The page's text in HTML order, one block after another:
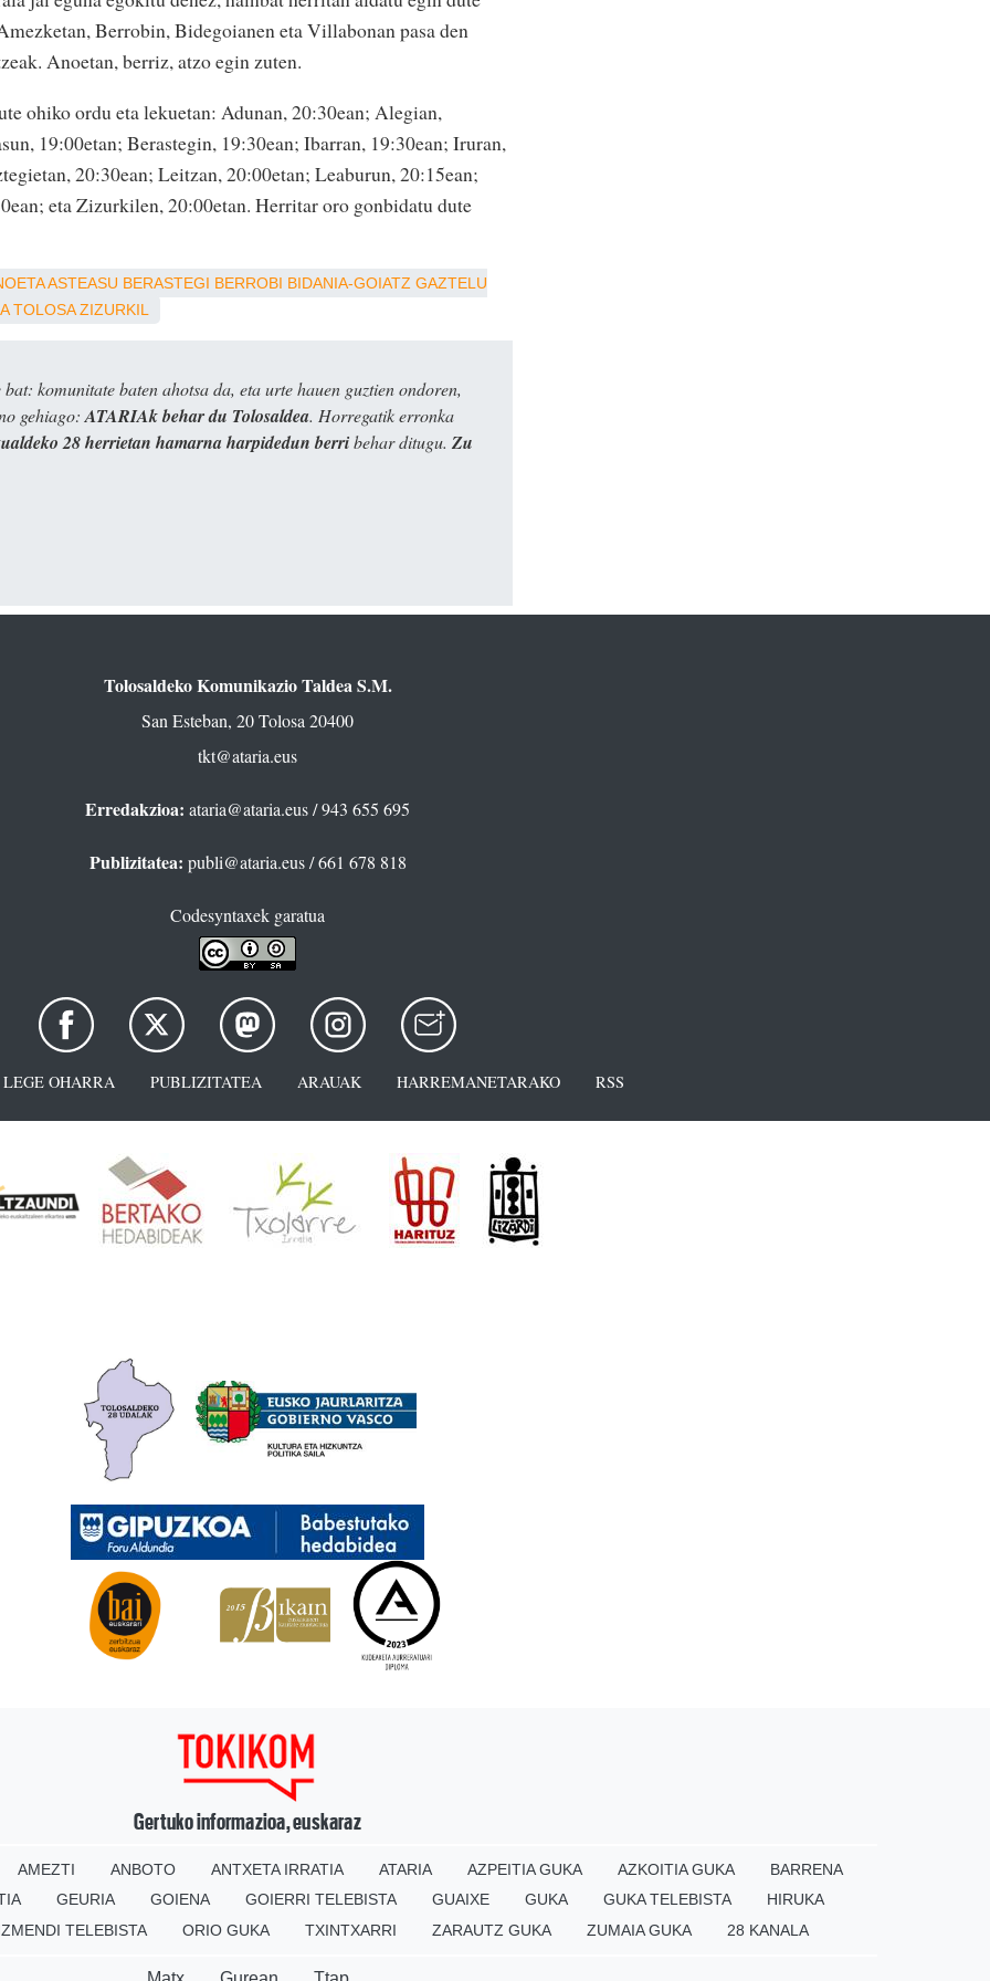
Berrobin, Bidegoianen eta Villabonan pasa den
Anoetan, berriz, atzo egin zuten.
ohiko ordu eta lekuetan: Adunan, 20:30ean; Alegian,
19:00etan; Berastegin, 19:30ean; Ibarran, 19:30ean; Iruran,
20:30ean; Leitzan, 20:00etan; Leaburun, 20:15ean;
eta Zizurkilen, 20:00etan. Herritar oro gonbidatu dute
ASTEASU BERASTEGI BERROBI BIDANIA-GOIATZ GAZTELU
TOLOSA ZIZURKIL
komunitate baten ahotsa da, eta urte hauen guztien ondoren,
gehiago: ATARIAk behar du Tolosaldea. Horregatik erronka
28 herrietan hamarna harpidedun berribehar ditugu. Zu
Tolosaldeko Komunikazio Taldea S.M.
San Esteban, 20 Tolosa 20400
tkt@ataria.eus
Erredakzioa: ataria@ataria.eus/ 943 655 695
Publizitatea: publi@ataria.eus/ 661 678 818
Codesyntaxek garatua
LEGE OHARRA PUBLIZITATEA ARAUAK HARREMANETARAKO RSS
Gertuko informazioa, euskaraz
AMEZTI ANBOTO ANTXETA IRRATIA ATARIA AZPEITIA GUKA AZKOITIA GUKA
BARRENA
GEURIA GOIENA GOIERRI TELEBISTA GUAIXE GUKA GUKA TELEBISTA
HIRUKA
TELEBISTA ORIO GUKA TXINTXARRI ZARAUTZ GUKA ZUMAIA GUKA 28 KANALA